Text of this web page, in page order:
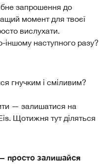
запрошення до
момент для твоєї
вислухати.
наступного разу?
гнучким і сміливим?
— залишатися на
Щотижня тут діляться
просто залишайся